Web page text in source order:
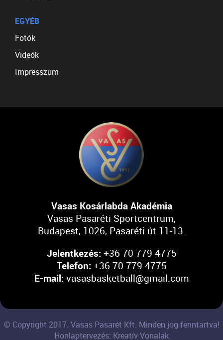
EGYÉB
Fotók
Videók
Impresszum
Vasas Kosárlabda Akadémia
Vasas Pasaréti Sportcentrum,
Budapest, 1026, Pasaréti út 11-13.
Jelentkezés: +36 70 779 4775
Telefon: +36 70 779 4775
E-mail: vasasbasketball@gmail.com
© Copyright 2017. Vasas Pasarét Kft. Minden jog fenntartva!
Honlaptervezés: Kreatív Vonalak